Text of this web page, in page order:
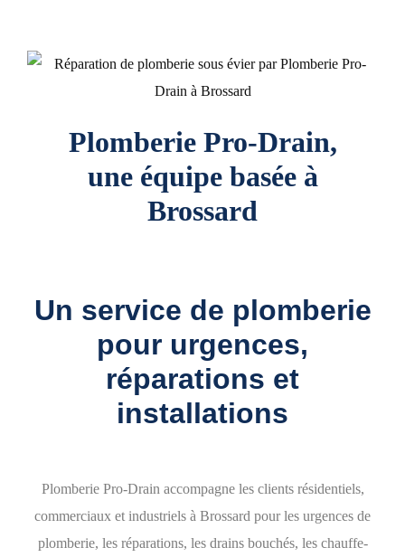
Plomberie Pro-Drain,
une équipe basée à
Brossard
Un service de plomberie
pour urgences,
réparations et
installations
Plomberie Pro-Drain accompagne les clients résidentiels,
commerciaux et industriels à Brossard pour les urgences de
plomberie, les réparations, les drains bouchés, les chauffe-